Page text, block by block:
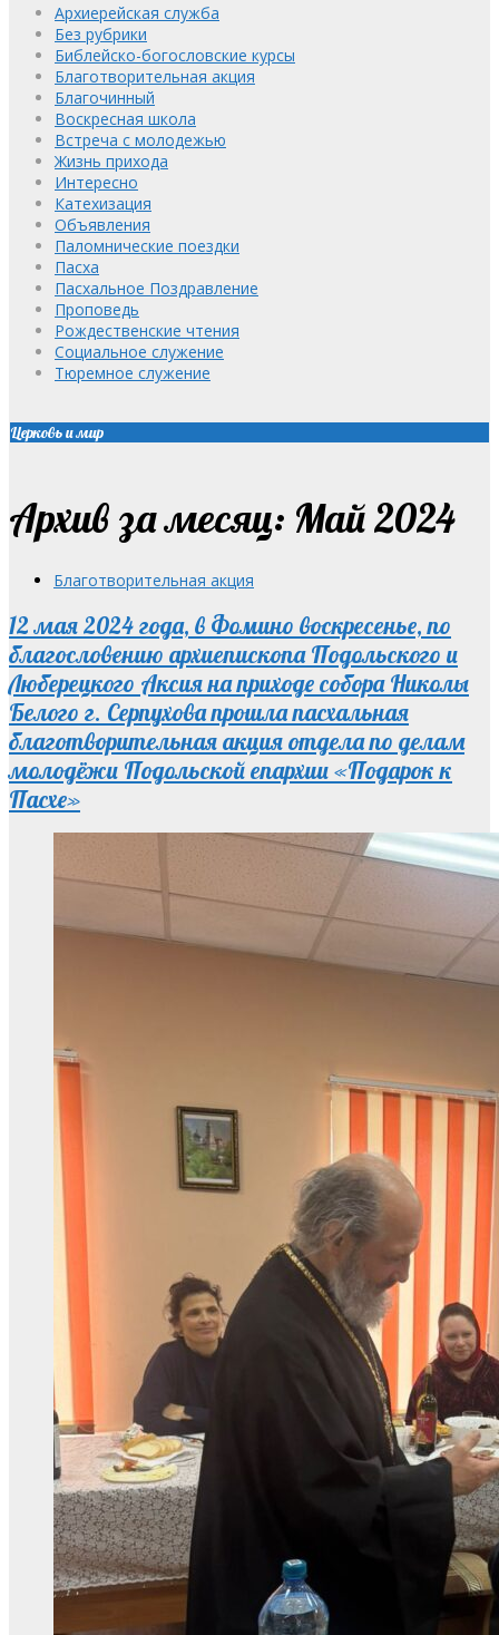
Архиерейская служба
Без рубрики
Библейско-богословские курсы
Благотворительная акция
Благочинный
Воскресная школа
Встреча с молодежью
Жизнь прихода
Интересно
Катехизация
Объявления
Паломнические поездки
Пасха
Пасхальное Поздравление
Проповедь
Рождественские чтения
Социальное служение
Тюремное служение
Церковь и мир
Архив за месяц: Май 2024
Благотворительная акция
12 мая 2024 года, в Фомино воскресенье, по
благословению архиепископа Подольского и
Люберецкого Аксия на приходе собора Николы
Белого г. Серпухова прошла пасхальная
благотворительная акция отдела по делам
молодёжи Подольской епархии «Подарок к
Пасхе»